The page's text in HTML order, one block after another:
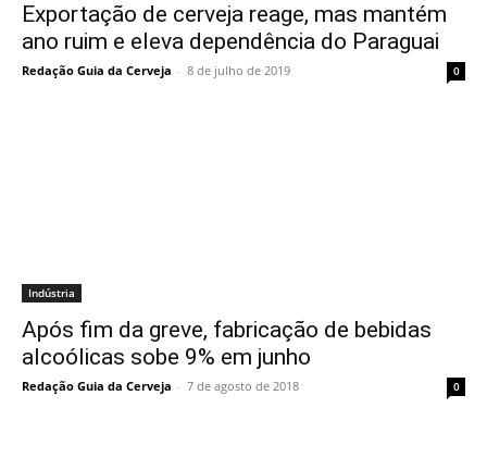
Exportação de cerveja reage, mas mantém
ano ruim e eleva dependência do Paraguai
Redação Guia da Cerveja - 8 de julho de 2019 0
Indústria
Após fim da greve, fabricação de bebidas
alcoólicas sobe 9% em junho
Redação Guia da Cerveja - 7 de agosto de 2018 0